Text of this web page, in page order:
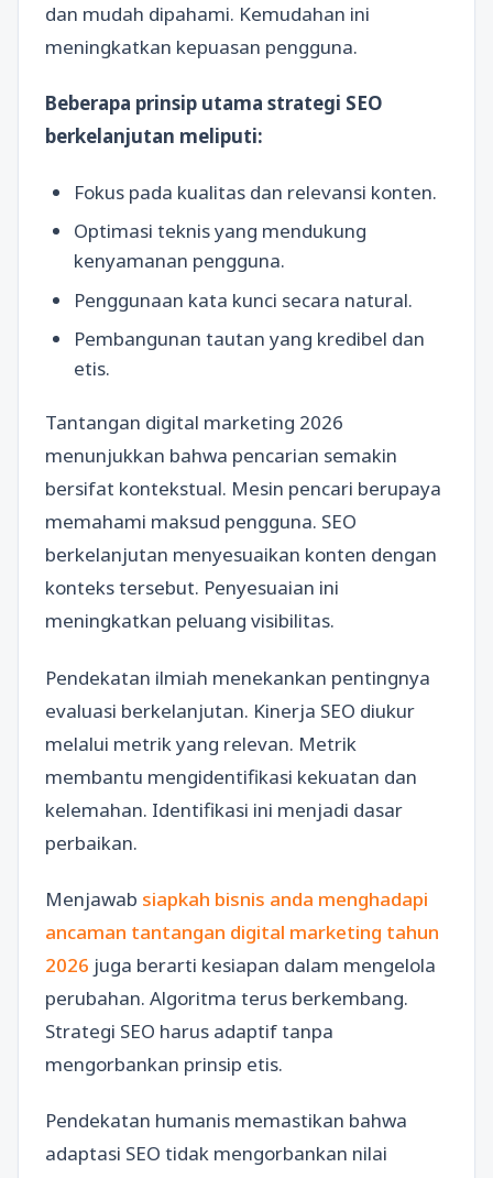
dan mudah dipahami. Kemudahan ini
meningkatkan kepuasan pengguna.
Beberapa prinsip utama strategi SEO
berkelanjutan meliputi:
Fokus pada kualitas dan relevansi konten.
Optimasi teknis yang mendukung
kenyamanan pengguna.
Penggunaan kata kunci secara natural.
Pembangunan tautan yang kredibel dan
etis.
Tantangan digital marketing 2026
menunjukkan bahwa pencarian semakin
bersifat kontekstual. Mesin pencari berupaya
memahami maksud pengguna. SEO
berkelanjutan menyesuaikan konten dengan
konteks tersebut. Penyesuaian ini
meningkatkan peluang visibilitas.
Pendekatan ilmiah menekankan pentingnya
evaluasi berkelanjutan. Kinerja SEO diukur
melalui metrik yang relevan. Metrik
membantu mengidentifikasi kekuatan dan
kelemahan. Identifikasi ini menjadi dasar
perbaikan.
Menjawab siapkah bisnis anda menghadapi
ancaman tantangan digital marketing tahun
2026 juga berarti kesiapan dalam mengelola
perubahan. Algoritma terus berkembang.
Strategi SEO harus adaptif tanpa
mengorbankan prinsip etis.
Pendekatan humanis memastikan bahwa
adaptasi SEO tidak mengorbankan nilai